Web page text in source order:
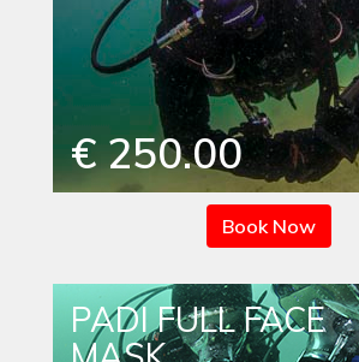
€ 250.00
Book Now
PADI FULL FACE